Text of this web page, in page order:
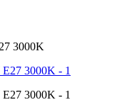
3000K